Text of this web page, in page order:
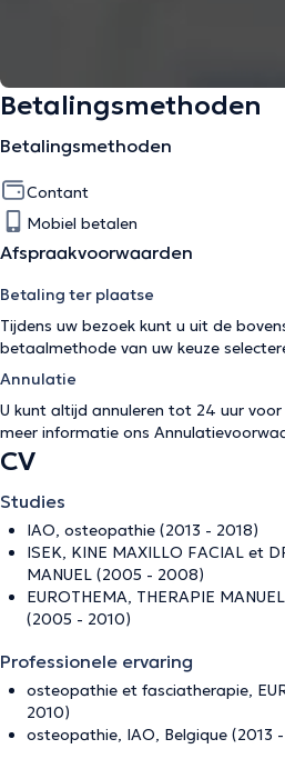
Betalingsmethoden
Betalingsmethoden
Contant
Mobiel betalen
Afspraakvoorwaarden
Betaling ter plaatse
Tijdens uw bezoek kunt u uit de
betaalmethode van uw keuze
Annulatie
U kunt altijd annuleren tot 24 uur
meer informatie ons
CV
Studies
IAO, osteopathie (2013 - 2018)
ISEK, KINE MAXILLO FACIAL et
MANUEL (2005 - 2008)
EUROTHEMA, THERAPIE
(2005 - 2010)
Professionele ervaring
osteopathie et fasciatherapie,
2010)
osteopathie, IAO, Belgique (2013